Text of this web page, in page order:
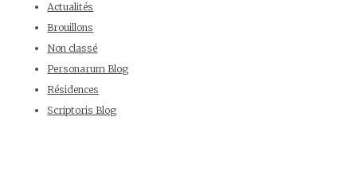
Actualités
Brouillons
Non classé
Personarum Blog
Résidences
Scriptoris Blog